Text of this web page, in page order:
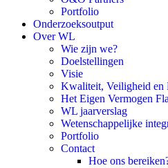
Portfolio
Onderzoeksoutput
Over WL
Wie zijn we?
Doelstellingen
Visie
Kwaliteit, Veiligheid en
Het Eigen Vermogen
WL jaarverslag
Wetenschappelijke
Portfolio
Contact
Hoe ons